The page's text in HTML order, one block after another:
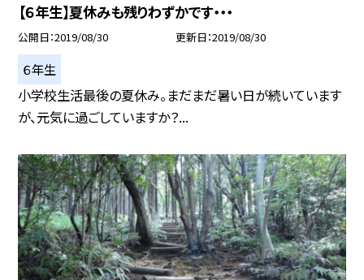
【６年生】夏休みも残りわずかです・・・
公開日 2019/08/30 更新日 2019/08/30
６年生
小学校生活最後の夏休み。まだまだ暑い日が続いています
が、元気に過ごしていますか？...